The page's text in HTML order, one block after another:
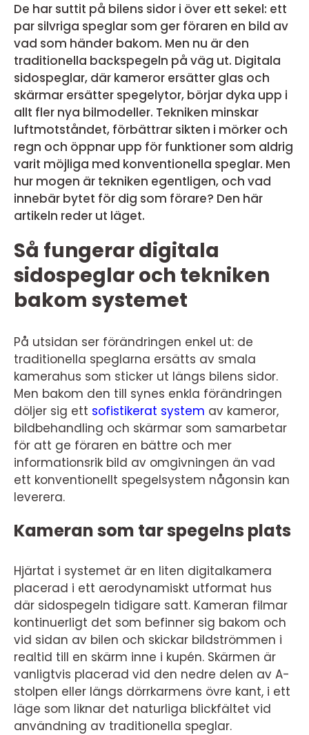
De har suttit på bilens sidor i över ett sekel: ett
par silvriga speglar som ger föraren en bild av
vad som händer bakom. Men nu är den
traditionella backspegeln på väg ut. Digitala
sidospeglar, där kameror ersätter glas och
skärmar ersätter spegelytor, börjar dyka upp i
allt fler nya bilmodeller. Tekniken minskar
luftmotståndet, förbättrar sikten i mörker och
regn och öppnar upp för funktioner som aldrig
varit möjliga med konventionella speglar. Men
hur mogen är tekniken egentligen, och vad
innebär bytet för dig som förare? Den här
artikeln reder ut läget.
Så fungerar digitala
sidospeglar och tekniken
bakom systemet
På utsidan ser förändringen enkel ut: de
traditionella speglarna ersätts av smala
kamerahus som sticker ut längs bilens sidor.
Men bakom den till synes enkla förändringen
döljer sig ett sofistikerat system av kameror,
bildbehandling och skärmar som samarbetar
för att ge föraren en bättre och mer
informationsrik bild av omgivningen än vad
ett konventionellt spegelsystem någonsin kan
leverera.
Kameran som tar spegelns plats
Hjärtat i systemet är en liten digitalkamera
placerad i ett aerodynamiskt utformat hus
där sidospegeln tidigare satt. Kameran filmar
kontinuerligt det som befinner sig bakom och
vid sidan av bilen och skickar bildströmmen i
realtid till en skärm inne i kupén. Skärmen är
vanligtvis placerad vid den nedre delen av A-
stolpen eller längs dörrkarmens övre kant, i ett
läge som liknar det naturliga blickfältet vid
användning av traditionella speglar.